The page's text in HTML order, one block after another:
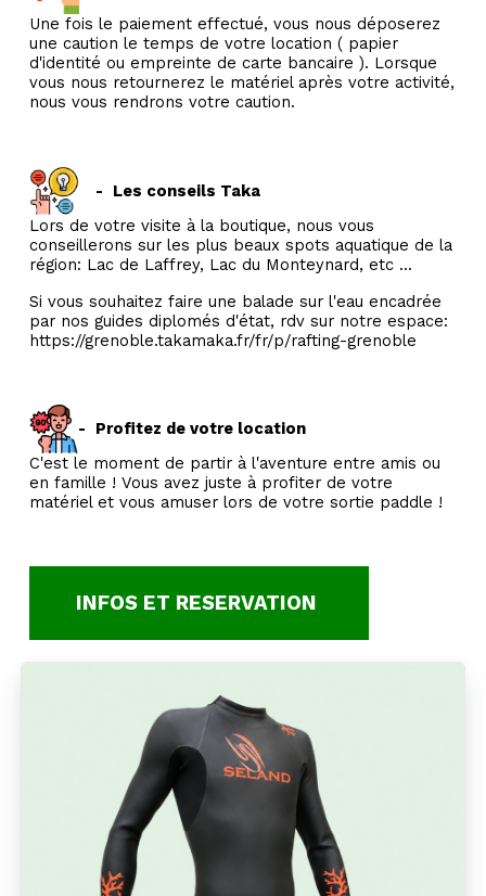
Une fois le paiement effectué, vous nous déposerez
une caution le temps de votre location ( papier
d'identité ou empreinte de carte bancaire ). Lorsque
vous nous retournerez le matériel après votre activité,
nous vous rendrons votre caution.
-
Les conseils Taka
Lors de votre visite à la boutique, nous vous
conseillerons sur les plus beaux spots aquatique de la
région: Lac de Laffrey, Lac du Monteynard, etc ...
Si vous souhaitez faire une balade sur l'eau encadrée
par nos guides diplomés d'état, rdv sur notre espace:
https://grenoble.takamaka.fr/fr/p/rafting-grenoble
-
Profitez de votre location
C'est le moment de partir à l'aventure entre amis ou
en famille ! Vous avez juste à profiter de votre
matériel et vous amuser lors de votre sortie paddle !
INFOS ET RESERVATION